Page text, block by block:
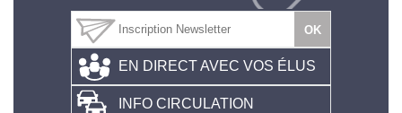
EN DIRECT AVEC VOS ÉLUS
INFO CIRCULATION